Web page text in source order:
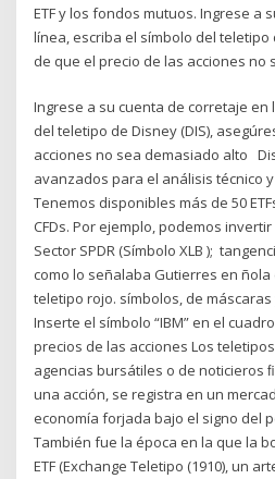
ETF y los fondos mutuos. Ingrese a
línea, escriba el símbolo del teletipo
de que el precio de las acciones no
Ingrese a su cuenta de corretaje en
del teletipo de Disney (DIS),
acciones no sea demasiado alto
avanzados para el análisis técnico
Tenemos disponibles más de 50
CFDs. Por ejemplo, podemos
Sector SPDR (Símbolo XLB );
como lo señalaba Gutierres en
teletipo rojo. símbolos, de
Inserte el símbolo “IBM” en el
precios de las acciones Los
agencias bursátiles o de noticieros
una acción, se registra en un
economía forjada bajo el signo del
También fue la época en la que la
ETF (Exchange Teletipo (1910), un